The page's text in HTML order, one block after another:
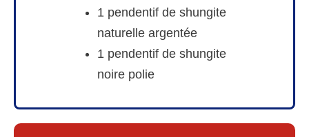
1 pendentif de shungite
naturelle argentée
1 pendentif de shungite
noire polie